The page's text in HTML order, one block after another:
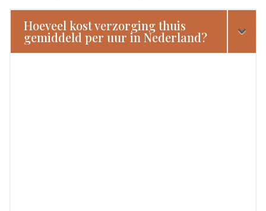
Hoeveel kost verzorging thuis
gemiddeld per uur in Nederland?